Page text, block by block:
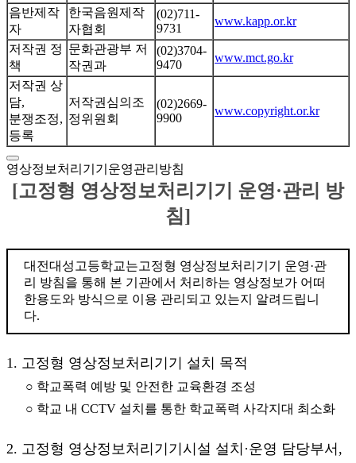
음반제작
자
한국음원제작
자협회
(02)711-
9731
www.kapp.or.kr
저작권 정
책
문화관광부 저
작권과
(02)3704-
9470
www.mct.go.kr
저작권 상
담,
분쟁조정,
등록
저작권심의조
정위원회
(02)2669-
9900
www.copyright.or.kr
영상정보처리기기운영관리방침
[고정형 영상정보처리기기 운영·관리 방
침]
대전대성고등학교는고정형 영상정보처리기기 운영·관
리 방침을 통해 본 기관에서 처리하는 영상정보가 어떠
한용도와 방식으로 이용 관리되고 있는지 알려드립니
다.
1. 고정형 영상정보처리기기 설치 목적
○ 학교폭력 예방 및 안전한 교육환경 조성
○ 학교 내 CCTV 설치를 통한 학교폭력 사각지대 최소화
2. 고정형 영상정보처리기기시설 설치·운영 담당부서,